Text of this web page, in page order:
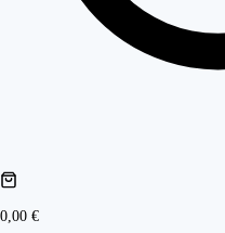
0,00 €